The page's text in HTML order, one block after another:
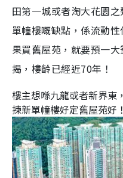
田第一城或者淘大花園
單幢樓嘅缺點，係流動
果買舊屋苑，就要預一
揭，樓齡已經近70年！
樓主想喺九龍或者新界東
揀新單幢樓好定舊屋苑好！